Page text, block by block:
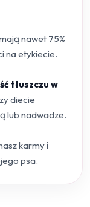
nawet 75%
na etykiecie.
tłuszczu w
diecie
lub nadwadze.
karmy i
psa.